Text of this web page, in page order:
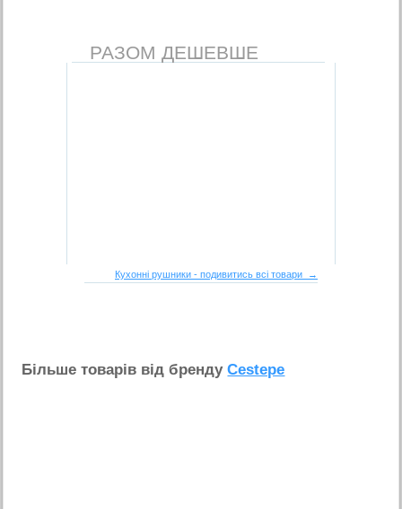
РАЗОМ ДЕШЕВШЕ
Кухонні рушники - подивитись всі товари →
Бiльше товарiв вiд брендуCestepe